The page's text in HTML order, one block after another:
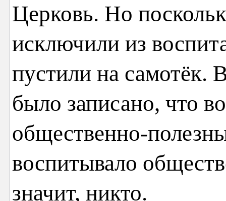
Церковь. Но
исключили из
пустили на самотёк.
было записано, что
общественно-
воспитывало
значит, никто.